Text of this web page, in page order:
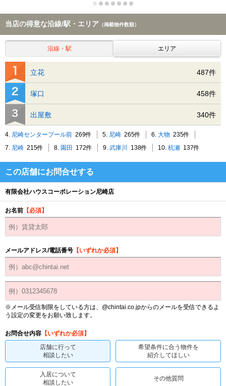
当店の得意な沿線/駅・エリア （掲載物件数順）
沿線・駅 エリア
立花 487件
塚口 458件
出屋敷 340件
4. 尼崎センタープール前 269件 5. 尼崎 265件 6. 大物 235件
7. 尼崎 215件 8. 園田 172件 9. 武庫川 138件 10. 杭瀬 137件
この店舗にお問合せする
有限会社ハウスコーポレーション尼崎店
お名前 【必須】
メールアドレス/電話番号 【いずれか必須】
※メール受信制限をしている方は、@chintai.co.jpからのメールを受信できるよ
う設定の変更をお願い致します。
お問合せ内容 【いずれか必須】
店舗に行って
相談したい
希望条件に合う物件を
紹介してほしい
入居について
相談したい
その他質問